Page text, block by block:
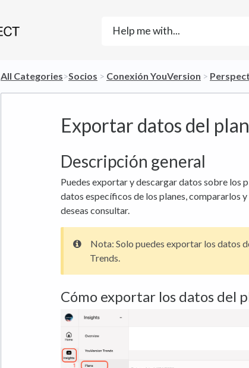
All Categories​>​​Socios ​ > ​ ​Conexión YouVersion ​ > ​
Exportar datos del plan
Descripción general
Puedes exportar y descargar datos sobre los
datos específicos de los planes, compararlos
deseas consultar.
Nota: Solo puedes exportar los datos
Trends.
Cómo exportar los datos del